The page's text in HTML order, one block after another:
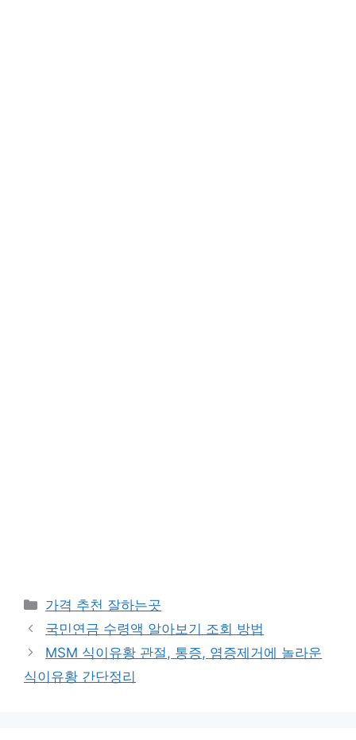
카
테
리
가격 추천 잘하는곳
국민연금 수령액 알아보기 조회 방법
MSM 식이유황 관절, 통증, 염증제거에 놀라운
식이유황 간단정리